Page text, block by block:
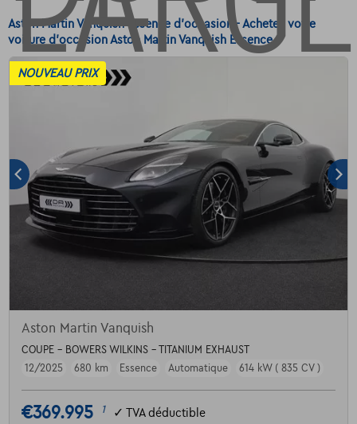
Aston Martin Vanquish Essence d'occasion - Achetez votre
voiture d'occasion Aston Martin Vanquish Essence
NOUVEAU PRIX
Aston Martin Vanquish
COUPE - BOWERS WILKINS - TITANIUM EXHAUST
12/2025
680 km Essence Automatique 614 kW ( 835 CV )
€369.995 1 ✓ TVA déductible